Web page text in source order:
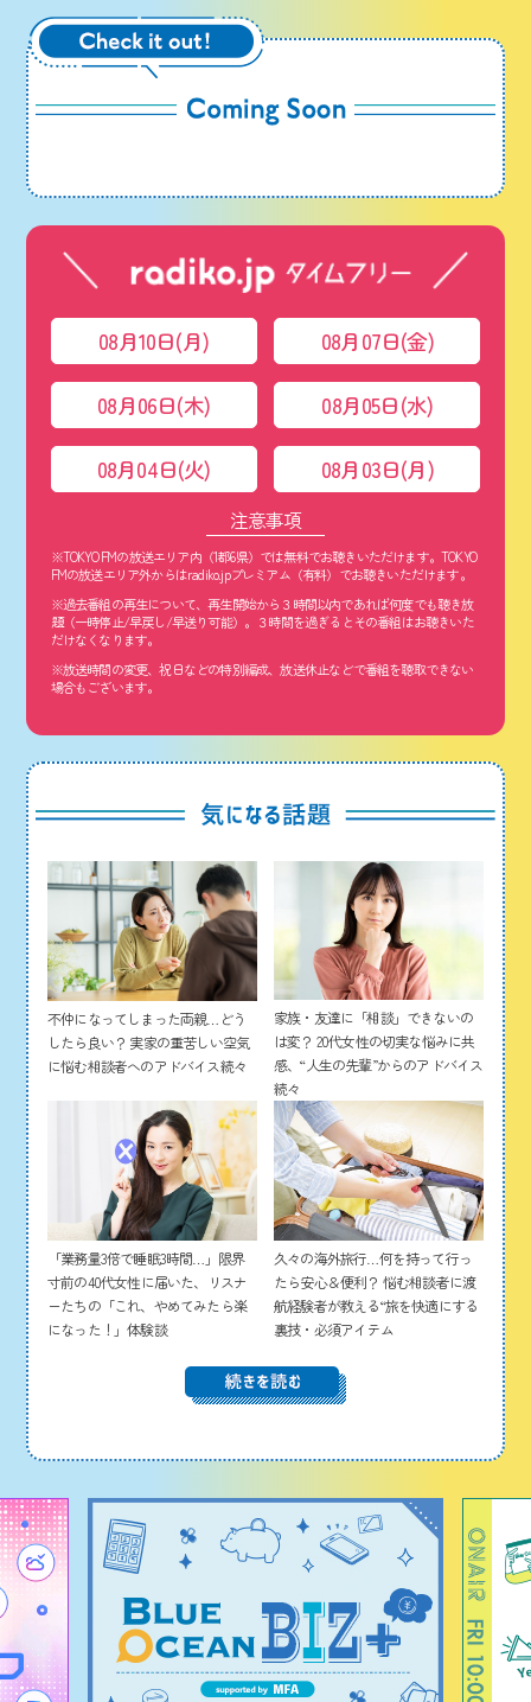
08月10日(月) 08月07日(金)
08月06日(木) 08月05日(水)
08月04日(火) 08月03日(月)
注意事項
※TOKYO FMの放送エリア内（1都6県）では無料でお聴きいただけます。TOKYO
FMの放送エリア外からはradiko.jpプレミアム（有料）でお聴きいただけます。
※過去番組の再生について、再生開始から３時間以内であれば何度でも聴き放
題（一時停止/早戻し/早送り可能）。３時間を過ぎるとその番組はお聴きいた
だけなくなります。
※放送時間の変更、祝日などの特別編成、放送休止などで番組を聴取できない
場合もございます。
不仲になってしまった両親…どう
したら良い？ 実家の重苦しい空気
に悩む相談者へのアドバイス続々
家族・友達に「相談」できないの
は変？ 20代女性の切実な悩みに共
感、“人生の先輩”からのアドバイス
続々
「業務量3倍で睡眠3時間…」限界
寸前の40代女性に届いた、リスナ
ーたちの「これ、やめてみたら楽
になった！」体験談
久々の海外旅行…何を持って行っ
たら安心＆便利？ 悩む相談者に渡
航経験者が教える“旅を快適にする
裏技・必須アイテム